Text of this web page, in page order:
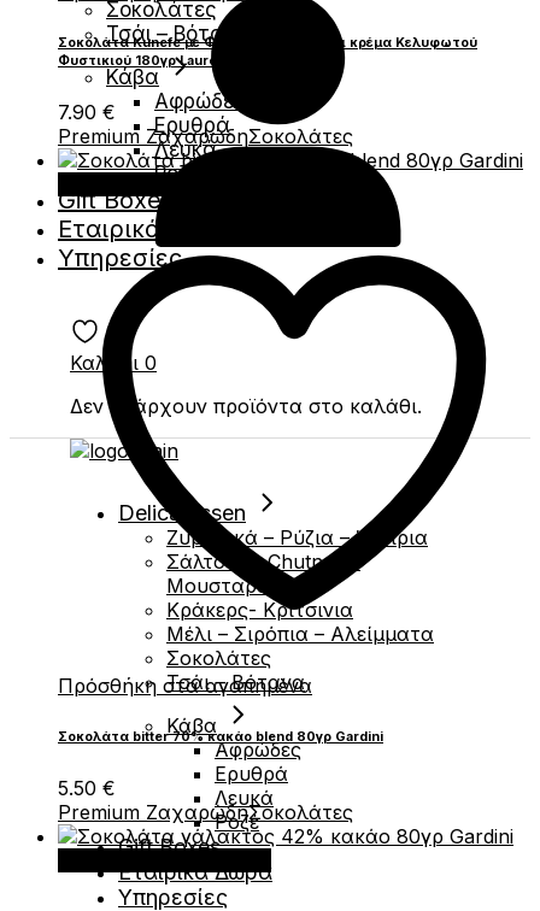
Καλάθι 0
Δεν υπάρχουν προϊόντα στο καλάθι.
Delicatessen
Ζυμαρικά – Ρύζια – Όσπρια
Σάλτσες – Chutney –
Μουσταρδες
Κράκερς- Κριτσινια
Μέλι – Σιρόπια – Αλείμματα
Σοκολάτες
Τσάι – Βότανα
Κάβα
Αφρώδες
Ερυθρά
Λευκά
Ροζέ
Gift Boxes
Εταιρικά Δώρα
Υπηρεσίες
Σοκολάτες
Τσάι – Βότανα
Κάβα
Αφρώδες
Ερυθρά
Λευκά
Ροζέ
Gift Boxes
Εταιρικά Δώρα
Υπηρεσίες
Σοκολάτα Kunefe με Φύλλο Κανταίφι και κρέμα Κελυφωτού
Φυστικιού 180γρ Laurence
7.90 €
Premium ΖαχαρώδηΣοκολάτες
Πρόσθήκη στα αγαπημένα
Σοκολάτα bitter 70% κακάο blend 80γρ Gardini
5.50 €
Premium ΖαχαρώδηΣοκολάτες